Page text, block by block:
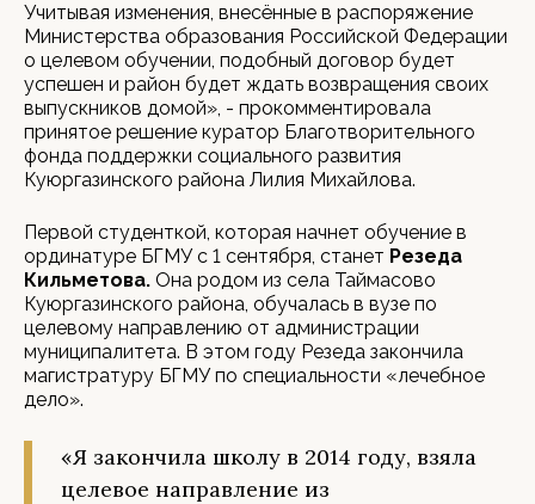
Учитывая изменения, внесённые в распоряжение
Министерства образования Российской Федерации
о целевом обучении, подобный договор будет
успешен и район будет ждать возвращения своих
выпускников домой», - прокомментировала
принятое решение куратор Благотворительного
фонда поддержки социального развития
Куюргазинского района Лилия Михайлова.
Первой студенткой, которая начнет обучение в
ординатуре БГМУ с 1 сентября, станет Резеда
Кильметова. Она родом из села Таймасово
Куюргазинского района, обучалась в вузе по
целевому направлению от администрации
муниципалитета. В этом году Резеда закончила
магистратуру БГМУ по специальности «лечебное
дело».
«Я закончила школу в 2014 году, взяла
целевое направление из